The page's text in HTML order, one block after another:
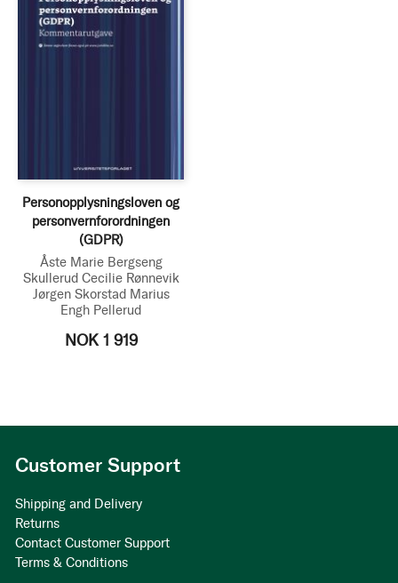
Personopplysningsloven og
personvernforordningen
(GDPR)
Åste Marie Bergseng
Skullerud Cecilie Rønnevik
Jørgen Skorstad Marius
Engh Pellerud
NOK 1 919
Customer Support
Shipping and Delivery
Returns
Contact Customer Support
Terms & Conditions